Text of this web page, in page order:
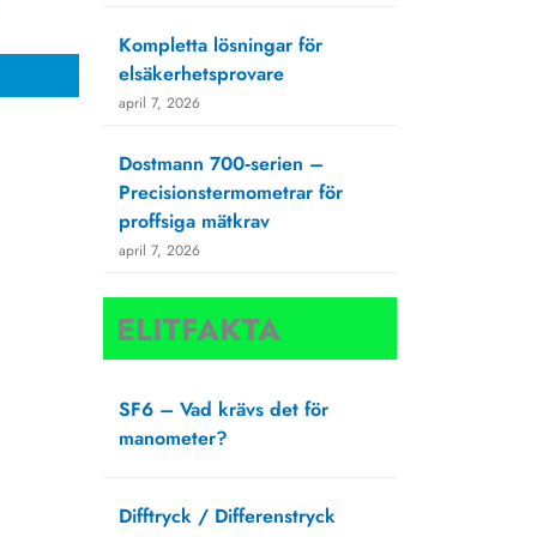
Kompletta lösningar för
elsäkerhetsprovare
april 7, 2026
Dostmann 700‑serien –
Precisionstermometrar för
proffsiga mätkrav
april 7, 2026
ELITFAKTA
SF6 – Vad krävs det för
manometer?
Difftryck / Differenstryck